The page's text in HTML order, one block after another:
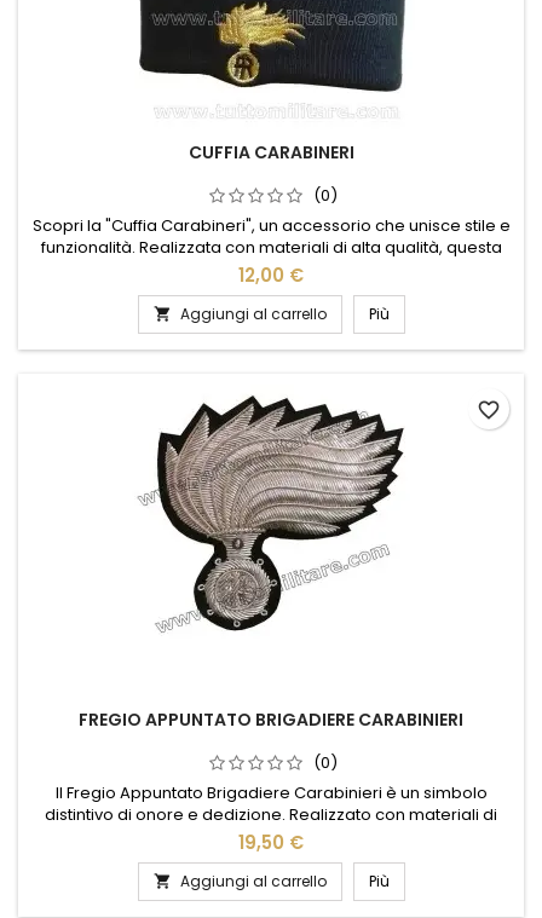
CUFFIA CARABINERI
(0)
Scopri la "Cuffia Carabineri", un accessorio che unisce stile e
funzionalità. Realizzata con materiali di alta qualità, questa
cuffia offre un comfort eccezionale e una vestibilità perfetta.
Il suo design elegante e discreto la rende ideale per ogni
occasione, sia formale che casual. Dotata di tecnologia
avanzata, garantisce un suono cristallino e una...
12,00 €
 Aggiungi al carrello Più
FREGIO APPUNTATO BRIGADIERE CARABINIERI
(0)
Il Fregio Appuntato Brigadiere Carabinieri è un simbolo
distintivo di onore e dedizione. Realizzato con materiali di
alta qualità, questo fregio rappresenta l'impegno e la
professionalità dei membri dell'Arma. Il suo design elegante
e dettagliato lo rende perfetto per essere indossato con
orgoglio sull'uniforme, sottolineando il rango e l'importanza
19,50 €
 Aggiungi al carrello Più
favorite_border